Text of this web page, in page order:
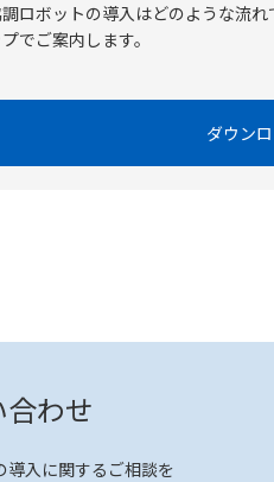
ロボットの導入はどのような流
でご案内します。
ダウン
わせ
導入に関するご相談を